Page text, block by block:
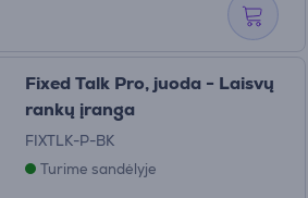
Fixed Talk Pro, juoda - Laisvų
rankų įranga
FIXTLK-P-BK
Turime sandėlyje